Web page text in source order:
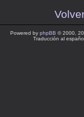
Powered by phpBB © 2000,
Traducción al